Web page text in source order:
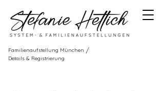
Familienaufstellung München /
Details & Registrierung